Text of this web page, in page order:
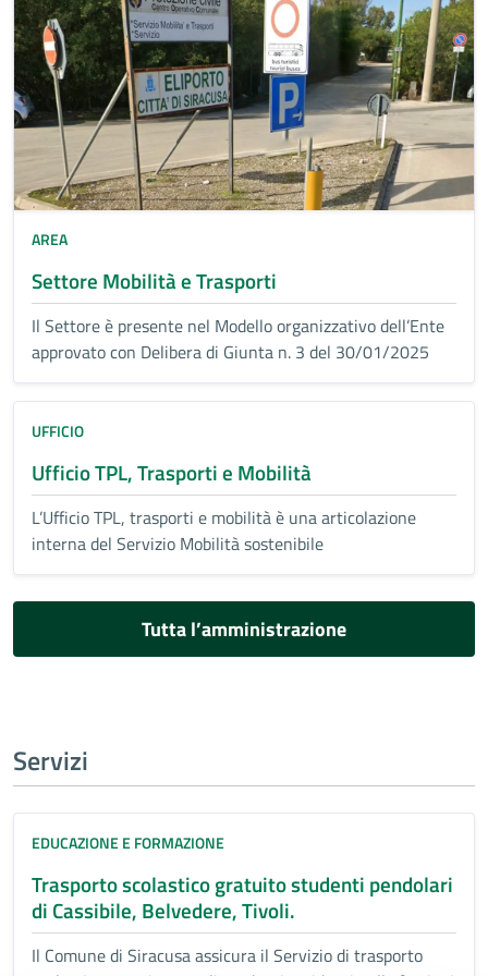
AREA
Settore Mobilità e Trasporti
Il Settore è presente nel Modello organizzativo dell’Ente
approvato con Delibera di Giunta n. 3 del 30/01/2025
UFFICIO
Ufficio TPL, Trasporti e Mobilità
L’Ufficio TPL, trasporti e mobilità è una articolazione
interna del Servizio Mobilità sostenibile
Tutta l’amministrazione
Servizi
EDUCAZIONE E FORMAZIONE
Trasporto scolastico gratuito studenti pendolari
di Cassibile, Belvedere, Tivoli.
Il Comune di Siracusa assicura il Servizio di trasporto